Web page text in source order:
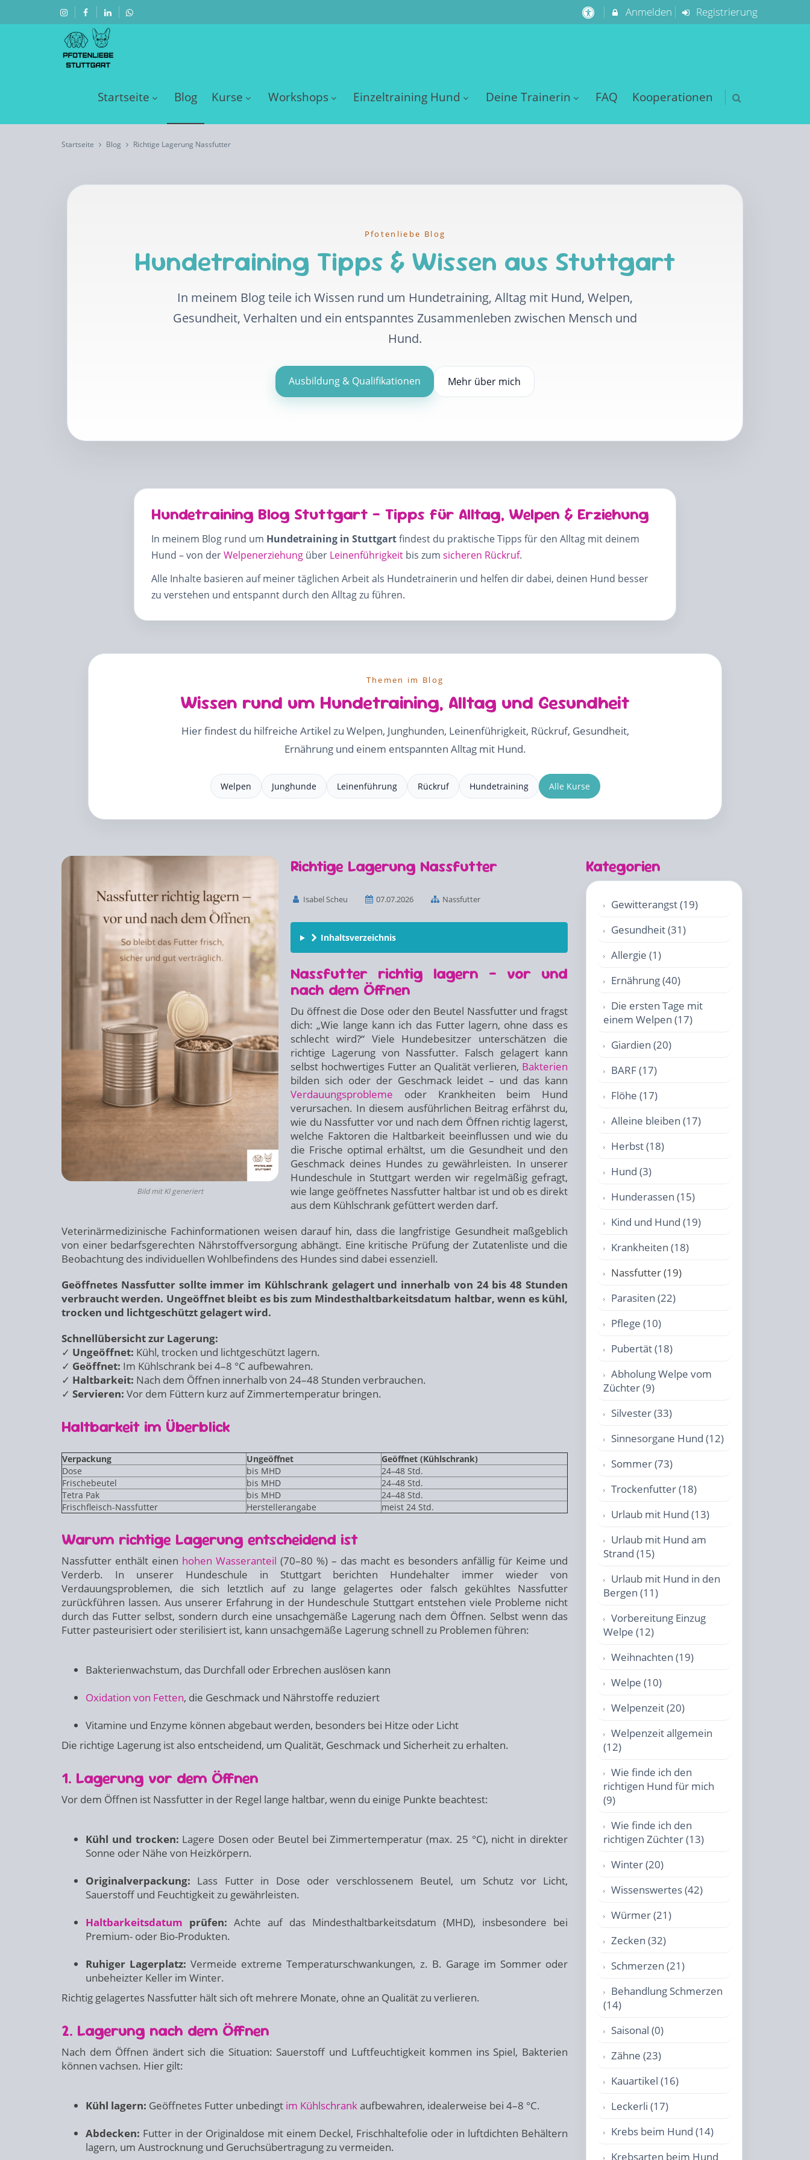
Anmelden Registrierung
Startseite Blog Kurse Workshops Einzeltraining Hund Deine Trainerin FAQ Kooperationen
Startseite Blog Richtige Lagerung Nassfutter
Pfotenliebe Blog
Hundetraining Tipps & Wissen aus Stuttgart
In meinem Blog teile ich Wissen rund um Hundetraining, Alltag mit Hund, Welpen,
Gesundheit, Verhalten und ein entspanntes Zusammenleben zwischen Mensch und
Hund.
Ausbildung & Qualifikationen Mehr über mich
Hundetraining Blog Stuttgart – Tipps für Alltag, Welpen & Erziehung
In meinem Blog rund um Hundetraining in Stuttgartfindest du praktische Tipps für den Alltag mit deinem
Hund – von derWelpenerziehung über Leinenführigkeit bis zum sicheren Rückruf.
Alle Inhalte basieren auf meiner täglichen Arbeit als Hundetrainerin und helfen dir dabei, deinen Hund besser
zu verstehen und entspannt durch den Alltag zu führen.
Themen im Blog
Wissen rund um Hundetraining, Alltag und Gesundheit
Hier findest du hilfreiche Artikel zu Welpen, Junghunden, Leinenführigkeit, Rückruf, Gesundheit,
Ernährung und einem entspannten Alltag mit Hund.
Welpen Junghunde Leinenführung Rückruf Hundetraining Alle Kurse
Bild mit KI generiert
Richtige Lagerung Nassfutter
Isabel Scheu 07.07.2026 Nassfutter
Inhaltsverzeichnis
Nassfutter richtig lagern – vor und
nach dem Öffnen
Du öffnest die Dose oder den Beutel Nassfutter und fragst
dich: „Wie lange kann ich das Futter lagern, ohne dass es
schlecht wird?“ Viele Hundebesitzer unterschätzen die
richtige Lagerung von Nassfutter. Falsch gelagert kann
selbst hochwertiges Futter an Qualität verlieren, Bakterien
bilden sich oder der Geschmack leidet – und das kann
Verdauungsprobleme oder Krankheiten beim Hund
verursachen. In diesem ausführlichen Beitrag erfährst du,
wie du Nassfutter vor und nach dem Öffnen richtig lagerst,
welche Faktoren die Haltbarkeit beeinflussen und wie du
die Frische optimal erhältst, um die Gesundheit und den
Geschmack deines Hundes zu gewährleisten. In unserer
Hundeschule in Stuttgart werden wir regelmäßig gefragt,
wie lange geöffnetes Nassfutter haltbar ist und ob es direkt
aus dem Kühlschrank gefüttert werden darf.
Veterinärmedizinische Fachinformationen weisen darauf hin, dass die langfristige Gesundheit maßgeblich
von einer bedarfsgerechten Nährstoffversorgung abhängt. Eine kritische Prüfung der Zutatenliste und die
Beobachtung des individuellen Wohlbefindens des Hundes sind dabei essenziell.
Geöffnetes Nassfutter sollte immer im Kühlschrank gelagert und innerhalb von 24 bis 48 Stunden
verbraucht werden. Ungeöffnet bleibt es bis zum Mindesthaltbarkeitsdatum haltbar, wenn es kühl,
trocken und lichtgeschützt gelagert wird.
Schnellübersicht zur Lagerung:
✓ Ungeöffnet: Kühl, trocken und lichtgeschützt lagern.
✓ Geöffnet: Im Kühlschrank bei 4–8 °C aufbewahren.
✓ Haltbarkeit: Nach dem Öffnen innerhalb von 24–48 Stunden verbrauchen.
✓ Servieren: Vor dem Füttern kurz auf Zimmertemperatur bringen.
Haltbarkeit im Überblick
Verpackung Ungeöffnet
Geöffnet (Kühlschrank)
Dose
bis MHD
24–48 Std.
Frischebeutel
bis MHD
24–48 Std.
Tetra Pak
bis MHD
24–48 Std.
Frischfleisch-Nassfutter
Herstellerangabe meist 24 Std.
Warum richtige Lagerung entscheidend ist
Nassfutter enthält einen hohen Wasseranteil (70–80 %) – das macht es besonders anfällig für Keime und
Verderb. In unserer Hundeschule in Stuttgart berichten Hundehalter immer wieder von
Verdauungsproblemen, die sich letztlich auf zu lange gelagertes oder falsch gekühltes Nassfutter
zurückführen lassen. Aus unserer Erfahrung in der Hundeschule Stuttgart entstehen viele Probleme nicht
durch das Futter selbst, sondern durch eine unsachgemäße Lagerung nach dem Öffnen. Selbst wenn das
Futter pasteurisiert oder sterilisiert ist, kann unsachgemäße Lagerung schnell zu Problemen führen:
Bakterienwachstum, das Durchfall oder Erbrechen auslösen kann
Oxidation von Fetten, die Geschmack und Nährstoffe reduziert
Vitamine und Enzyme können abgebaut werden, besonders bei Hitze oder Licht
Die richtige Lagerung ist also entscheidend, um Qualität, Geschmack und Sicherheit zu erhalten.
1. Lagerung vor dem Öffnen
Vor dem Öffnen ist Nassfutter in der Regel lange haltbar, wenn du einige Punkte beachtest:
Kühl und trocken: Lagere Dosen oder Beutel bei Zimmertemperatur (max. 25 °C), nicht in direkter
Sonne oder Nähe von Heizkörpern.
Originalverpackung: Lass Futter in Dose oder verschlossenem Beutel, um Schutz vor Licht,
Sauerstoff und Feuchtigkeit zu gewährleisten.
Haltbarkeitsdatum prüfen: Achte auf das Mindesthaltbarkeitsdatum (MHD), insbesondere bei
Premium- oder Bio-Produkten.
Ruhiger Lagerplatz: Vermeide extreme Temperaturschwankungen, z. B. Garage im Sommer oder
unbeheizter Keller im Winter.
Richtig gelagertes Nassfutter hält sich oft mehrere Monate, ohne an Qualität zu verlieren.
2. Lagerung nach dem Öffnen
Nach dem Öffnen ändert sich die Situation: Sauerstoff und Luftfeuchtigkeit kommen ins Spiel, Bakterien
können vachsen. Hier gilt:
Kühl lagern: Geöffnetes Futter unbedingt im Kühlschrankaufbewahren, idealerweise bei 4–8 °C.
Abdecken: Futter in der Originaldose mit einem Deckel, Frischhaltefolie oder in luftdichten Behältern
lagern, um Austrocknung und Geruchsübertragung zu vermeiden.
Kategorien
Gewitterangst (19)
Gesundheit (31)
Allergie (1)
Ernährung (40)
Die ersten Tage mit
einem Welpen (17)
Giardien (20)
BARF (17)
Flöhe (17)
Alleine bleiben (17)
Herbst (18)
Hund (3)
Hunderassen (15)
Kind und Hund (19)
Krankheiten (18)
Nassfutter (19)
Parasiten (22)
Pflege (10)
Pubertät (18)
Abholung Welpe vom
Züchter (9)
Silvester (33)
Sinnesorgane Hund (12)
Sommer (73)
Trockenfutter (18)
Urlaub mit Hund (13)
Urlaub mit Hund am
Strand (15)
Urlaub mit Hund in den
Bergen (11)
Vorbereitung Einzug
Welpe (12)
Weihnachten (19)
Welpe (10)
Welpenzeit (20)
Welpenzeit allgemein
(12)
Wie finde ich den
richtigen Hund für mich
(9)
Wie finde ich den
richtigen Züchter (13)
Winter (20)
Wissenswertes (42)
Würmer (21)
Zecken (32)
Schmerzen (21)
Behandlung Schmerzen
(14)
Saisonal (0)
Zähne (23)
Kauartikel (16)
Leckerli (17)
Krebs beim Hund (14)
Krebsarten beim Hund